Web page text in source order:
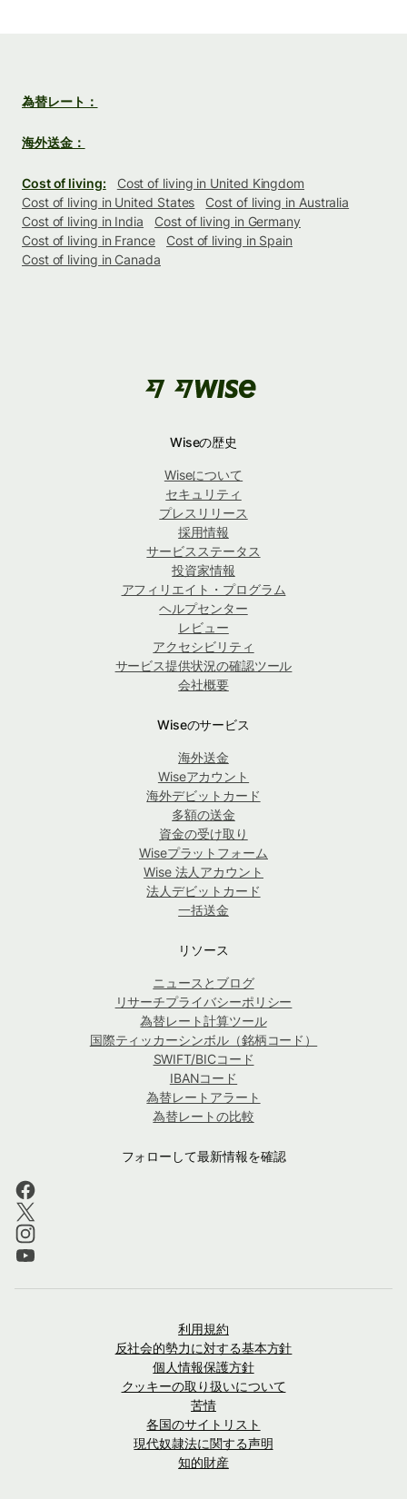
為替レート：
海外送金：
Cost of living:
Cost of living in United Kingdom
Cost of living in United States
Cost of living in Australia
Cost of living in India
Cost of living in Germany
Cost of living in France
Cost of living in Spain
Cost of living in Canada
Wiseの歴史
Wiseについて
セキュリティ
プレスリリース
採用情報
サービスステータス
投資家情報
アフィリエイト・プログラム
ヘルプセンター
レビュー
アクセシビリティ
サービス提供状況の確認ツール
会社概要
Wiseのサービス
海外送金
Wiseアカウント
海外デビットカード
多額の送金
資金の受け取り
Wiseプラットフォーム
Wise 法人アカウント
法人デビットカード
一括送金
リソース
ニュースとブログ
リサーチプライバシーポリシー
為替レート計算ツール
国際ティッカーシンボル（銘柄コード）
SWIFT/BICコード
IBANコード
為替レートアラート
為替レートの比較
フォローして最新情報を確認
利用規約
反社会的勢力に対する基本方針
個人情報保護方針
クッキーの取り扱いについて
苦情
各国のサイトリスト
現代奴隷法に関する声明
知的財産